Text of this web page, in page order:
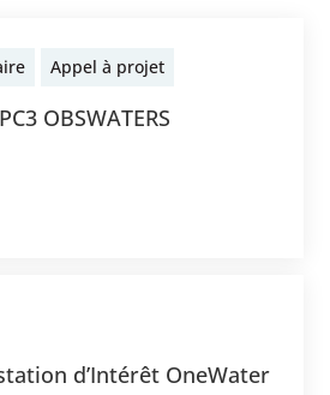
Appel à projet
OBSWATERS
d’Intérêt OneWater